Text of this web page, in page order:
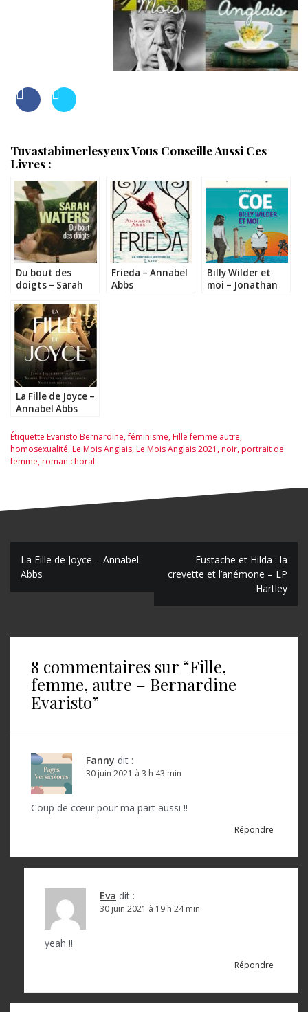
Tuvastabimerlesyeux Vous Conseille Aussi Ces
Livres :
Du bout des
doigts – Sarah
Frieda – Annabel
Abbs
Billy Wilder et
moi – Jonathan
La Fille de Joyce –
Annabel Abbs
Étiquette Evaristo Bernardine,féminisme,Fille femme autre,
homosexualité,Le Mois Anglais,Le Mois Anglais 2021 ,noir,portrait de
femme,roman choral
N
a
i
’
l
La Fille de Joyce – Annabel
Abbs
Eustache et Hilda : la
crevette et l’anémone – LP
Hartley
8 commentaires sur “Fille,
femme, autre – Bernardine
Evaristo”
Fanny dit :
30 juin 2021 à 3 h 43 min
Coup de cœur pour ma part aussi !!
Répondre
Eva dit :
30 juin 2021 à 19 h 24 min
yeah !!
Répondre